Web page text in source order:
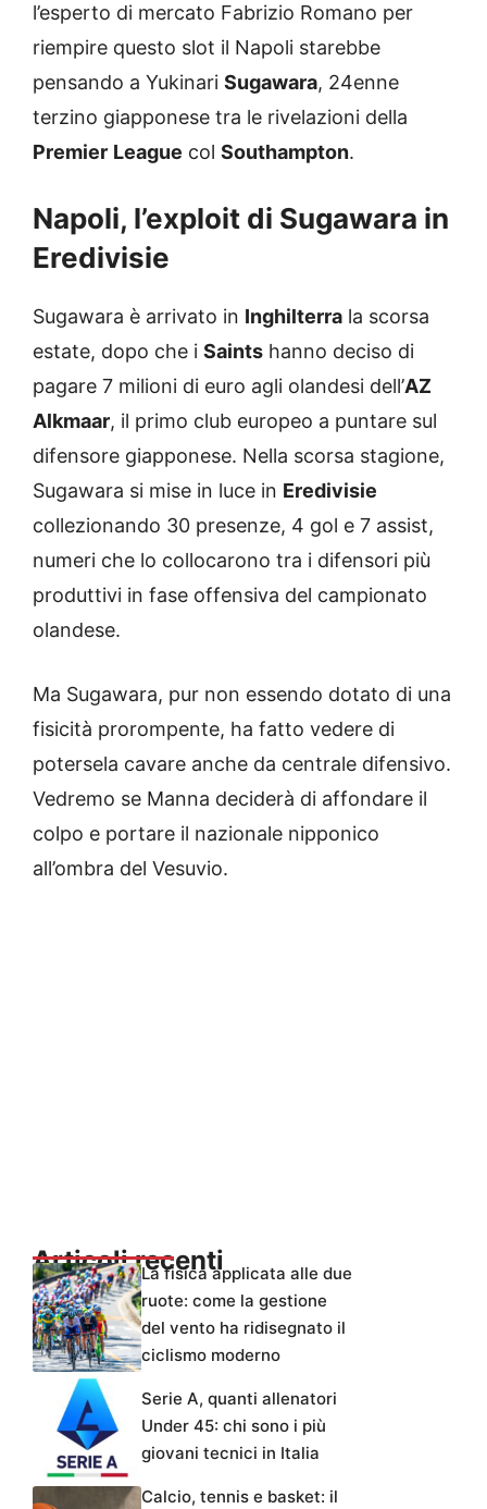
l’esperto di mercato Fabrizio Romano per
riempire questo slot il Napoli starebbe
pensando a Yukinari Sugawara, 24enne
terzino giapponese tra le rivelazioni della
Premier League col Southampton.
Napoli, l’exploit di Sugawara in
Eredivisie
Sugawara è arrivato in Inghilterra la scorsa
estate, dopo che i Saints hanno deciso di
pagare 7 milioni di euro agli olandesi dell’AZ
Alkmaar, il primo club europeo a puntare sul
difensore giapponese. Nella scorsa stagione,
Sugawara si mise in luce in Eredivisie
collezionando 30 presenze, 4 gol e 7 assist,
numeri che lo collocarono tra i difensori più
produttivi in fase offensiva del campionato
olandese.
Ma Sugawara, pur non essendo dotato di una
fisicità prorompente, ha fatto vedere di
potersela cavare anche da centrale difensivo.
Vedremo se Manna deciderà di affondare il
colpo e portare il nazionale nipponico
all’ombra del Vesuvio.
Articoli recentiLa fisica applicata alle due
ruote: come la gestione
del vento ha ridisegnato il
ciclismo moderno
Serie A, quanti allenatori
Under 45: chi sono i più
giovani tecnici in Italia
Calcio, tennis e basket: il